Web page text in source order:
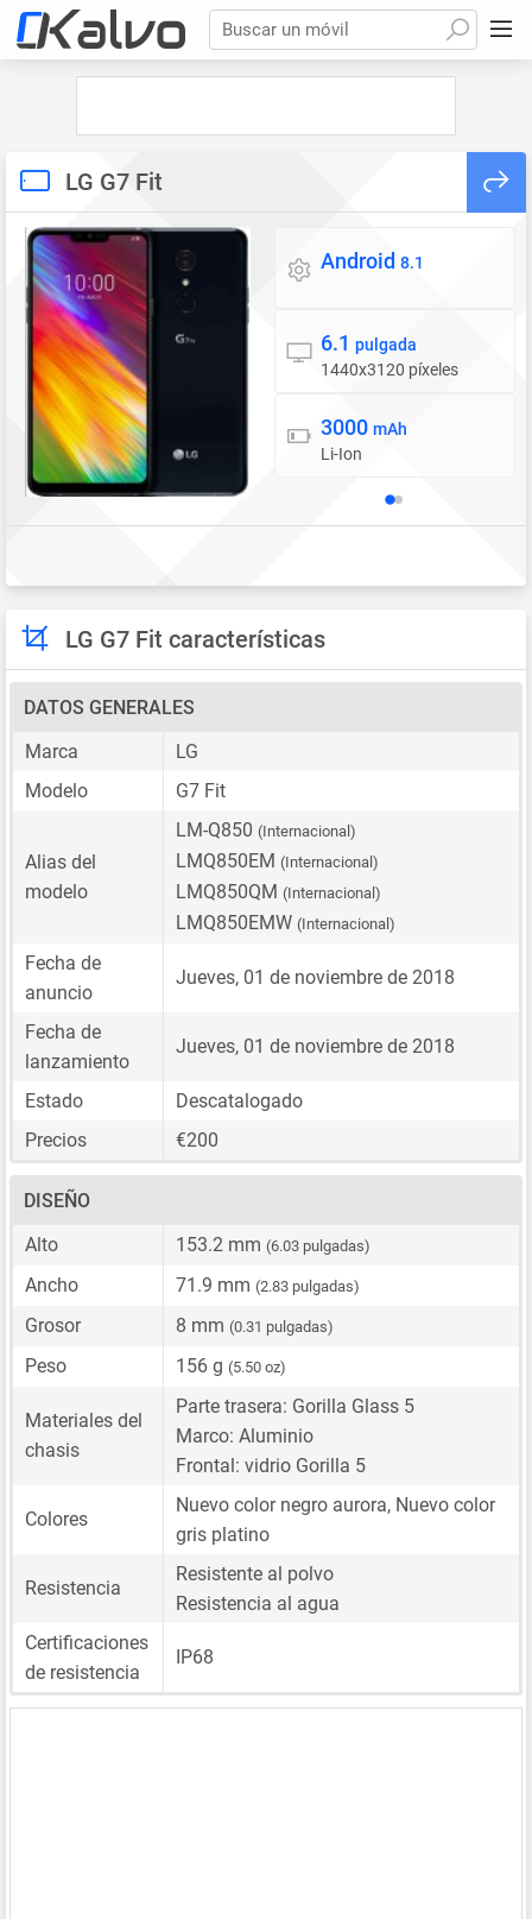
Buscar un móvil
LG G7 Fit
Sistema operativo
Android 8.1
Pantalla
6.1 pulgada
1440x3120 píxeles
Batería
3000 mAh
Li-Ion
LG G7 Fit características
DATOS GENERALES
Marca
LG
Modelo
G7 Fit
Alias del
modelo
LM-Q850 (Internacional)
LMQ850EM (Internacional)
LMQ850QM (Internacional)
LMQ850EMW (Internacional)
Fecha de
anuncio
Jueves, 01 de noviembre de 2018
Fecha de
lanzamiento
Jueves, 01 de noviembre de 2018
Estado
Descatalogado
Precios
€200
DISEÑO
Alto
153.2 mm (6.03 pulgadas)
Ancho 71.9 mm (2.83 pulgadas)
Grosor 8 mm (0.31 pulgadas)
Peso 156 g (5.50 oz)
Materiales del
chasis
Parte trasera: Gorilla Glass 5
Marco: Aluminio
Frontal: vidrio Gorilla 5
Colores
Nuevo color negro aurora, Nuevo color
gris platino
Resistencia
Resistente al polvo
Resistencia al agua
Certificaciones
de resistencia
IP68